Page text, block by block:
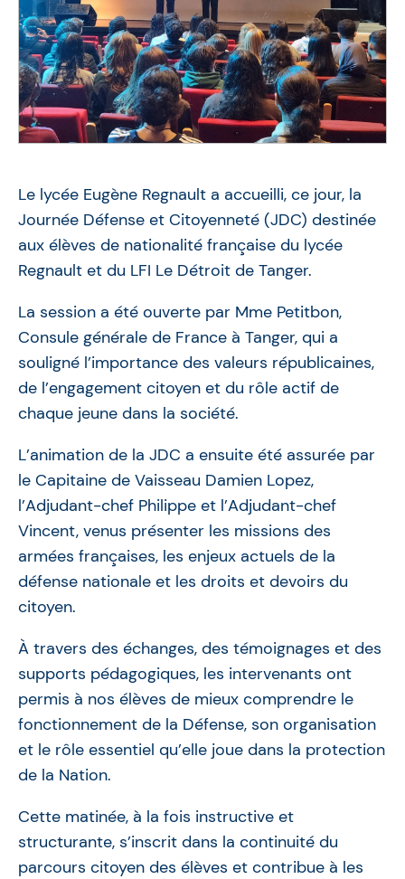
Le lycée Eugène Regnault a accueilli, ce jour, la
Journée Défense et Citoyenneté (JDC) destinée
aux élèves de nationalité française du lycée
Regnault et du LFI Le Détroit de Tanger.
La session a été ouverte par Mme Petitbon,
Consule générale de France à Tanger, qui a
souligné l’importance des valeurs républicaines,
de l’engagement citoyen et du rôle actif de
chaque jeune dans la société.
L’animation de la JDC a ensuite été assurée par
le Capitaine de Vaisseau Damien Lopez,
l’Adjudant-chef Philippe et l’Adjudant-chef
Vincent, venus présenter les missions des
armées françaises, les enjeux actuels de la
défense nationale et les droits et devoirs du
citoyen.
À travers des échanges, des témoignages et des
supports pédagogiques, les intervenants ont
permis à nos élèves de mieux comprendre le
fonctionnement de la Défense, son organisation
et le rôle essentiel qu’elle joue dans la protection
de la Nation.
Cette matinée, à la fois instructive et
structurante, s’inscrit dans la continuité du
parcours citoyen des élèves et contribue à les